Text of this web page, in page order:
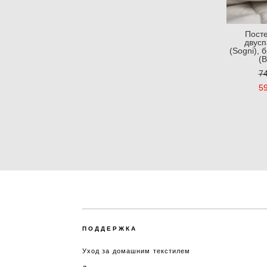
(Sogni),
ПОДДЕРЖКА
Уход за домашним текстилем